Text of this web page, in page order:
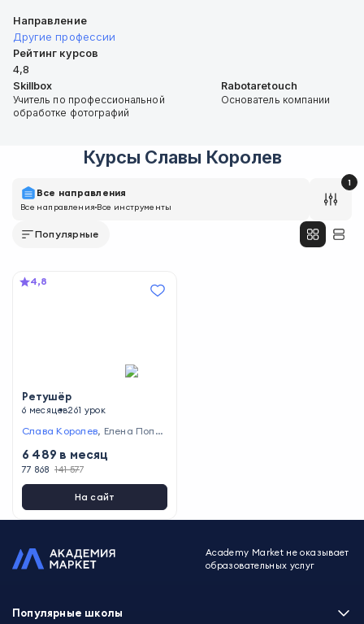
Направление
Другие профессии
Рейтинг курсов
4,8
Skillbox
Учитель по профессиональной
обработке фотографий
Rabotaretouch
Основатель компании
Курсы Славы Королев
Все направления
Все направленияВсе инструменты
1
Популярные
4,8
Ретушёр
6 месяцев261 урок
Слава Королев, Елена Попов
ко,Евгений Колесников
6 489 в месяц
77 868 141 577
На сайт
Academy Market не оказывает
образовательных услуг
Популярные школы